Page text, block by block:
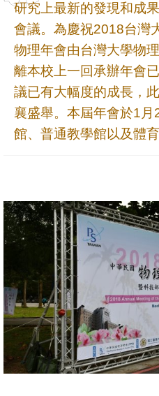
學
術
演
講
招
生
學
生
務
系
友
徵
研究上最新的發現和成
會議。為慶祝2018台灣
物理年會由台灣大學物
離本校上一回承辦年會
議已有大幅度的成長，
襄盛舉。本屆年會於1
館、普通教學館以及體